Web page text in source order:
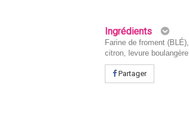
Ingrédients
Farine de froment
citron, levure
Partager